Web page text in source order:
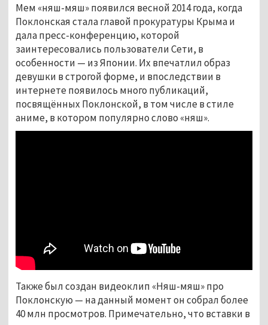
Мем «няш-мяш» появился весной 2014 года, когда
Поклонская стала главой прокуратуры Крыма и
дала пресс-конференцию, которой
заинтересовались пользователи Сети, в
особенности — из Японии. Их впечатлил образ
девушки в строгой форме, и впоследствии в
интернете появилось много публикаций,
посвящённых Поклонской, в том числе в стиле
аниме, в котором популярно слово «няш».
Также был создан видеоклип «Няш-мяш» про
Поклонскую — на данный момент он собрал более
40 млн просмотров. Примечательно, что вставки в